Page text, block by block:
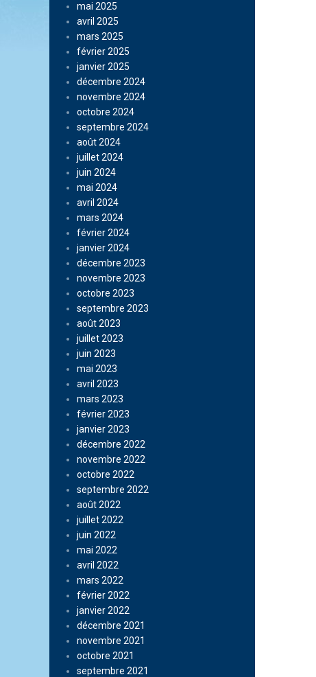
mai 2025
avril 2025
mars 2025
février 2025
janvier 2025
décembre 2024
novembre 2024
octobre 2024
septembre 2024
août 2024
juillet 2024
juin 2024
mai 2024
avril 2024
mars 2024
février 2024
janvier 2024
décembre 2023
novembre 2023
octobre 2023
septembre 2023
août 2023
juillet 2023
juin 2023
mai 2023
avril 2023
mars 2023
février 2023
janvier 2023
décembre 2022
novembre 2022
octobre 2022
septembre 2022
août 2022
juillet 2022
juin 2022
mai 2022
avril 2022
mars 2022
février 2022
janvier 2022
décembre 2021
novembre 2021
octobre 2021
septembre 2021